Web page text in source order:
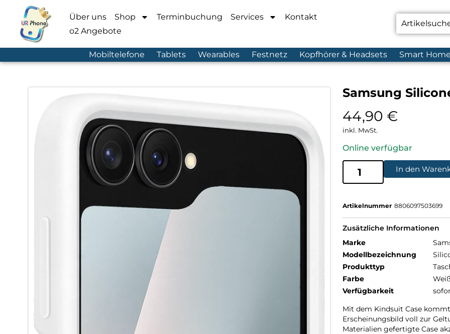
Über uns Shop Terminbuchung Services
Kontakt
o2 Angebote
Mobiltelefone Tablets Wearables Festnetz Kopfhörer & Headsets Smart
Samsung
44,90 €
inkl. MwSt.
Online verfügbar
In den
Artikelnummer 8806097503699
Zusätzliche Informationen
Marke
Modellbezeichnung
Produkttyp
Farbe
Verfügbarkeit
Mit dem Kindsuit Case
Erscheinungsbild voll zur
Materialien gefertigte Case